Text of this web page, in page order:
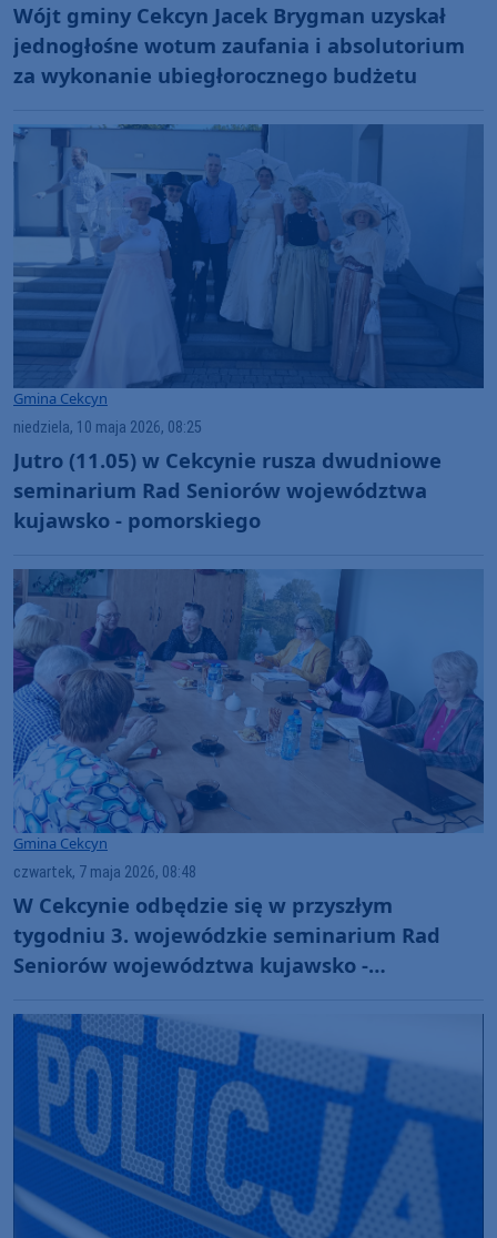
Wójt gminy Cekcyn Jacek Brygman uzyskał
jednogłośne wotum zaufania i absolutorium
za wykonanie ubiegłorocznego budżetu
Gmina Cekcyn
niedziela, 10 maja 2026, 08:25
Jutro (11.05) w Cekcynie rusza dwudniowe
seminarium Rad Seniorów województwa
kujawsko - pomorskiego
Gmina Cekcyn
czwartek, 7 maja 2026, 08:48
W Cekcynie odbędzie się w przyszłym
tygodniu 3. wojewódzkie seminarium Rad
Seniorów województwa kujawsko -